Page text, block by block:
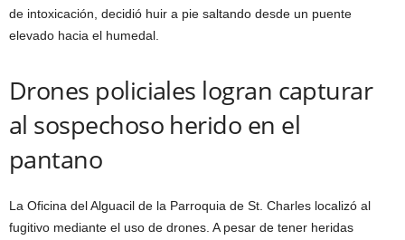
de intoxicación, decidió huir a pie saltando desde un puente
elevado hacia el humedal.
Drones policiales logran capturar
al sospechoso herido en el
pantano
La Oficina del Alguacil de la Parroquia de St. Charles localizó al
fugitivo mediante el uso de drones. A pesar de tener heridas